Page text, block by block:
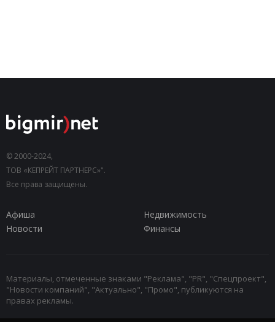
© 2000-2024,
ТОВ «КЕПРЕЙТ ПАРТНЕРС»".
Все права защищены.
Афиша
Недвижимость
Новости
Финансы
Материалы, отмеченные знаками "Реклама", "PR", "Спецпроект",
"Новости компаний", "Актуально", "Промо", публикуются на
правах рекламы.